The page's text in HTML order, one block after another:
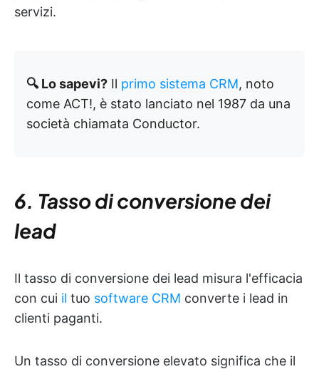
servizi.
🔍 Lo sapevi? Il primo sistema CRM, noto
come ACT!, è stato lanciato nel 1987 da una
società chiamata Conductor.
6. Tasso di conversione dei
lead
Il tasso di conversione dei lead misura l'efficacia
con cui il tuo software CRM converte i lead in
clienti paganti.
Un tasso di conversione elevato significa che il